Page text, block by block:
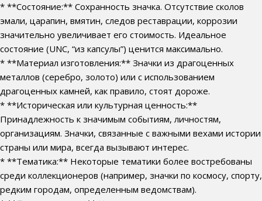
* **Состояние:** Сохранность значка. Отсутствие сколов
эмали, царапин, вмятин, следов реставрации, коррозии
значительно увеличивает его стоимость. Идеальное
состояние (UNC, “из капсулы”) ценится максимально.
* **Материал изготовления:** Значки из драгоценных
металлов (серебро, золото) или с использованием
драгоценных камней, как правило, стоят дороже.
* **Историческая или культурная ценность:**
Принадлежность к значимым событиям, личностям,
организациям. Значки, связанные с важными вехами истории
страны или мира, всегда вызывают интерес.
* **Тематика:** Некоторые тематики более востребованы
среди коллекционеров (например, значки по космосу, спорту,
редким городам, определенным ведомствам).